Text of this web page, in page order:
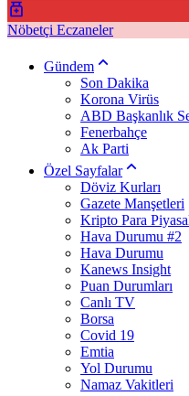
Nöbetçi Eczaneler
Gündem
Son Dakika
Korona Virüs
ABD Başkanlık
Fenerbahçe
Ak Parti
Özel Sayfalar
Döviz Kurları
Gazete Manşetleri
Kripto Para
Hava Durumu #2
Hava Durumu
Kanews Insight
Puan Durumları
Canlı TV
Borsa
Covid 19
Emtia
Yol Durumu
Namaz Vakitleri